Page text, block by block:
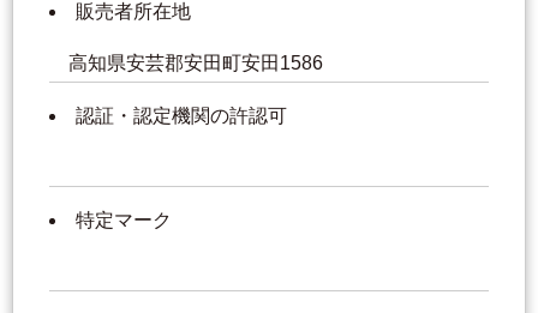
販売者所在地
高知県安芸郡安田町安田1586
認証・認定機関の許認可
特定マーク